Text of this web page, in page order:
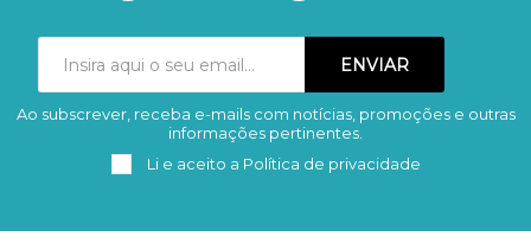
Subscrever Remover
Ao subscrever, receba e-mails com notícias, promoções e outras
informações pertinentes.
Li e aceito a Política de privacidade